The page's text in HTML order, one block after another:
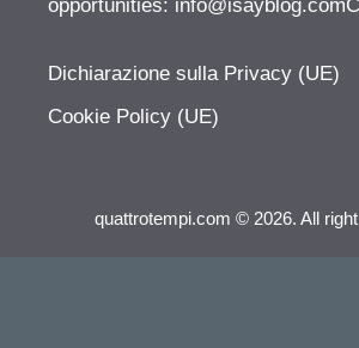
opportunities:
Dichiarazione sulla Privacy (UE)
Cookie Policy (UE)
quattrotempi.com © 2026. All